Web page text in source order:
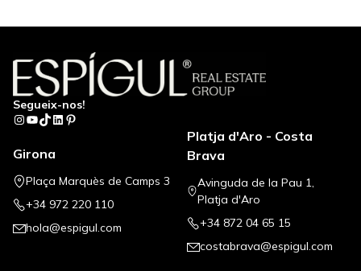
консультируем вас на протяжении всей процедуры
мы назначим вам…
Segueix-nos!
Instagram
YouTube
TikTok
LinkedIn
Pinterest
Girona
Plaça Marquès de Camps 3
+34 972 220 110
hola@espigul.com
Platja d'Aro - Costa
Brava
Avinguda de la Pau 1,
Platja d'Aro
+34 872 04 65 15
costabrava@espigul.com